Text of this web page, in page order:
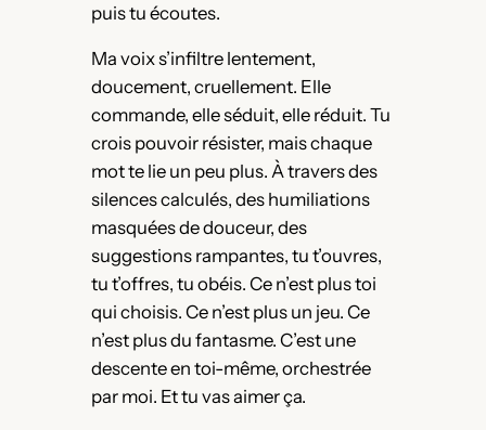
puis tu écoutes.
Ma voix s’infiltre lentement,
doucement, cruellement. Elle
commande, elle séduit, elle réduit. Tu
crois pouvoir résister, mais chaque
mot te lie un peu plus. À travers des
silences calculés, des humiliations
masquées de douceur, des
suggestions rampantes, tu t’ouvres,
tu t’offres, tu obéis. Ce n’est plus toi
qui choisis. Ce n’est plus un jeu. Ce
n’est plus du fantasme. C’est une
descente en toi-même, orchestrée
par moi. Et tu vas aimer ça.